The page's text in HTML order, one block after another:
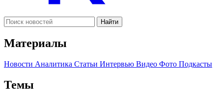
Найти
Материалы
Новости Аналитика Статьи Интервью Видео Фото Подкасты
Темы